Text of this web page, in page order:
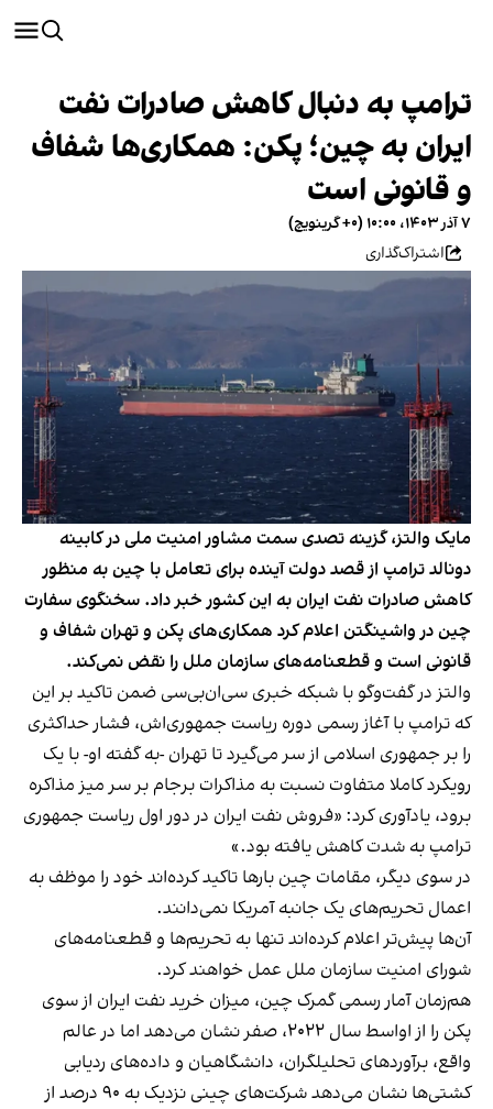
ترامپ به دنبال کاهش صادرات نفت
ایران به چین؛ پکن: همکاری‌ها شفاف
و قانونی است
۷ آذر ۱۴۰۳، ۱۰:۰۰ (‎+۰ گرینویچ)
اشتراک‌گذاری
مایک والتز، گزینه تصدی سمت مشاور امنیت ملی در کابینه
دونالد ترامپ از قصد دولت آینده برای تعامل با چین به منظور
کاهش صادرات نفت ایران به این کشور خبر داد. سخنگوی سفارت
چین در واشینگتن اعلام کرد همکاری‌های پکن و تهران شفاف و
قانونی است و قطعنامه‌های سازمان ملل را نقض نمی‌کند.
والتز در گفت‌وگو با شبکه خبری سی‌ان‌بی‌سی ضمن تاکید بر این
که ترامپ با آغاز رسمی دوره ریاست جمهوری‌اش، فشار حداکثری
را بر جمهوری اسلامی از سر می‌گیرد تا تهران -به گفته او- با یک
رویکرد کاملا متفاوت نسبت به مذاکرات برجام بر سر میز مذاکره
برود، یادآوری کرد: «فروش نفت ایران در دور اول ریاست جمهوری
ترامپ به شدت کاهش یافته بود.»
در سوی دیگر، مقامات چین بارها تاکید کرده‌اند خود را موظف به
اعمال تحریم‌های یک جانبه آمریکا نمی‌دانند.
آن‌ها پیش‌تر اعلام کرده‌اند تنها به تحریم‌ها و قطعنامه‌های
شورای امنیت سازمان ملل عمل خواهند کرد.
هم‌زمان آمار رسمی گمرک چین، میزان خرید نفت ایران از سوی
پکن را از اواسط سال ۲۰۲۲، صفر نشان می‌دهد اما در عالم
واقع، برآوردهای تحلیلگران، دانشگاهیان و داده‌های ردیابی
کشتی‌ها نشان می‌دهد شرکت‌های چینی نزدیک به ۹۰ درصد از